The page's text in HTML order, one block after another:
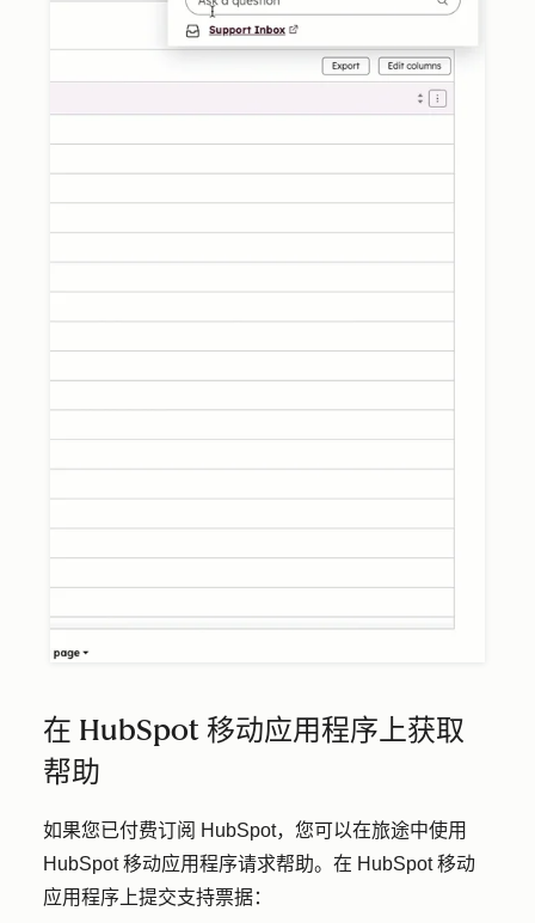
在 HubSpot 移动应用程序上获取
帮助
如果您已付费订阅 HubSpot，您可以在旅途中使用
HubSpot 移动应用程序请求帮助。在 HubSpot 移动
应用程序上提交支持票据：